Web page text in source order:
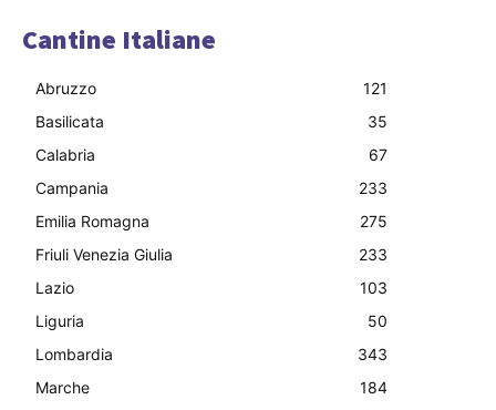
Cantine Italiane
Abruzzo
121
Basilicata
35
Calabria
67
Campania
233
Emilia Romagna
275
Friuli Venezia Giulia
233
Lazio
103
Liguria
50
Lombardia
343
Marche
184